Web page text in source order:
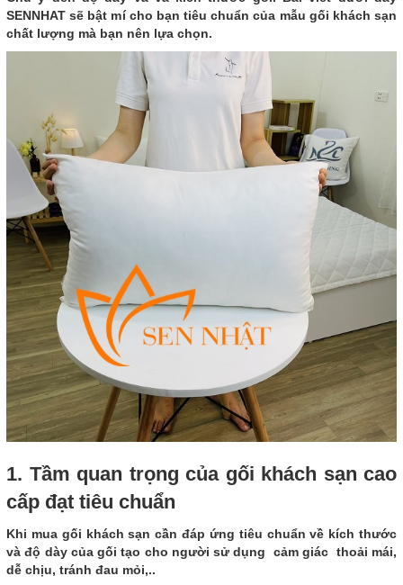
SENNHAT sẽ bật mí cho bạn tiêu chuẩn của mẫu gối khách sạn
chất lượng mà bạn nên lựa chọn.
1. Tầm quan trọng của gối khách sạn cao
cấp đạt tiêu chuẩn
Khi mua gối khách sạn cần đáp ứng tiêu chuẩn về kích thước
và độ dày của gối tạo cho người sử dụng cảm giác thoải mái,
dễ chịu, tránh đau mỏi,..